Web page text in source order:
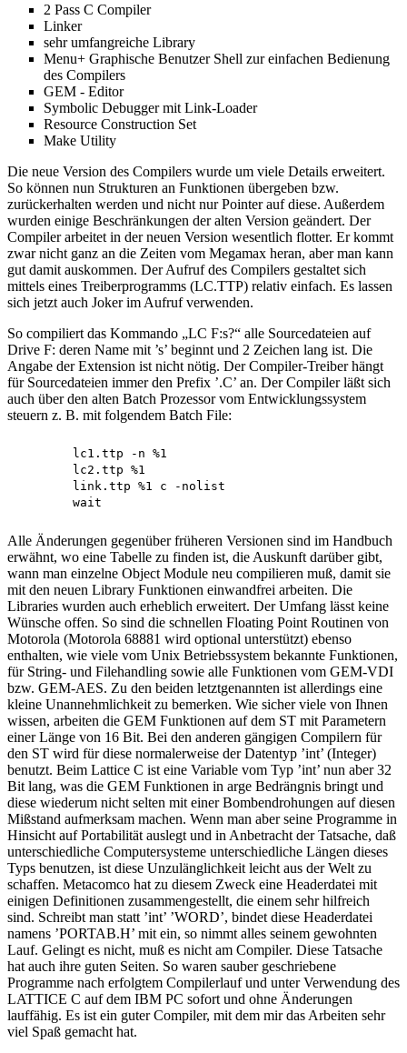
2 Pass C Compiler
Linker
sehr umfangreiche Library
Menu+ Graphische Benutzer Shell zur einfachen Bedienung
des Compilers
GEM - Editor
Symbolic Debugger mit Link-Loader
Resource Construction Set
Make Utility
Die neue Version des Compilers wurde um viele Details erweitert.
So können nun Strukturen an Funktionen übergeben bzw.
zurückerhalten werden und nicht nur Pointer auf diese. Außerdem
wurden einige Beschränkungen der alten Version geändert. Der
Compiler arbeitet in der neuen Version wesentlich flotter. Er kommt
zwar nicht ganz an die Zeiten vom Megamax heran, aber man kann
gut damit auskommen. Der Aufruf des Compilers gestaltet sich
mittels eines Treiberprogramms (LC.TTP) relativ einfach. Es lassen
sich jetzt auch Joker im Aufruf verwenden.
So compiliert das Kommando „LC F:s?“ alle Sourcedateien auf
Drive F: deren Name mit ’s’ beginnt und 2 Zeichen lang ist. Die
Angabe der Extension ist nicht nötig. Der Compiler-Treiber hängt
für Sourcedateien immer den Prefix ’.C’ an. Der Compiler läßt sich
auch über den alten Batch Prozessor vom Entwicklungssystem
steuern z. B. mit folgendem Batch File:
Alle Änderungen gegenüber früheren Versionen sind im Handbuch
erwähnt, wo eine Tabelle zu finden ist, die Auskunft darüber gibt,
wann man einzelne Object Module neu compilieren muß, damit sie
mit den neuen Library Funktionen einwandfrei arbeiten. Die
Libraries wurden auch erheblich erweitert. Der Umfang lässt keine
Wünsche offen. So sind die schnellen Floating Point Routinen von
Motorola (Motorola 68881 wird optional unterstützt) ebenso
enthalten, wie viele vom Unix Betriebssystem bekannte Funktionen,
für String- und Filehandling sowie alle Funktionen vom GEM-VDI
bzw. GEM-AES. Zu den beiden letztgenannten ist allerdings eine
kleine Unannehmlichkeit zu bemerken. Wie sicher viele von Ihnen
wissen, arbeiten die GEM Funktionen auf dem ST mit Parametern
einer Länge von 16 Bit. Bei den anderen gängigen Compilern für
den ST wird für diese normalerweise der Datentyp ’int’ (Integer)
benutzt. Beim Lattice C ist eine Variable vom Typ ’int’ nun aber 32
Bit lang, was die GEM Funktionen in arge Bedrängnis bringt und
diese wiederum nicht selten mit einer Bombendrohungen auf diesen
Mißstand aufmerksam machen. Wenn man aber seine Programme in
Hinsicht auf Portabilität auslegt und in Anbetracht der Tatsache, daß
unterschiedliche Computersysteme unterschiedliche Längen dieses
Typs benutzen, ist diese Unzulänglichkeit leicht aus der Welt zu
schaffen. Metacomco hat zu diesem Zweck eine Headerdatei mit
einigen Definitionen zusammengestellt, die einem sehr hilfreich
sind. Schreibt man statt ’int’ ’WORD’, bindet diese Headerdatei
namens ’PORTAB.H’ mit ein, so nimmt alles seinem gewohnten
Lauf. Gelingt es nicht, muß es nicht am Compiler. Diese Tatsache
hat auch ihre guten Seiten. So waren sauber geschriebene
Programme nach erfolgtem Compilerlauf und unter Verwendung des
LATTICE C auf dem IBM PC sofort und ohne Änderungen
lauffähig. Es ist ein guter Compiler, mit dem mir das Arbeiten sehr
viel Spaß gemacht hat.